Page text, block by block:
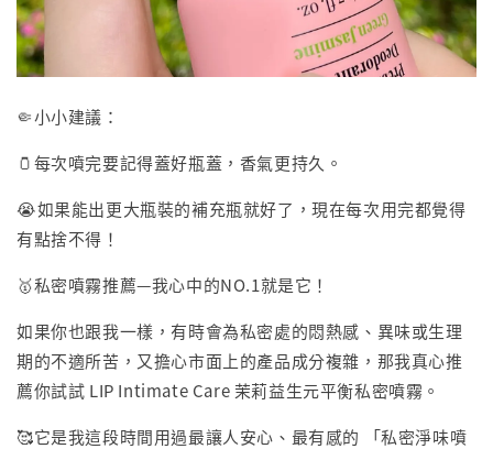
🤏小小建議：
🫙每次噴完要記得蓋好瓶蓋，香氣更持久。
😭如果能出更大瓶裝的補充瓶就好了，現在每次用完都覺得
有點捨不得！
🥇私密噴霧推薦—我心中的NO.1就是它！
如果你也跟我一樣，有時會為私密處的悶熱感、異味或生理
期的不適所苦，又擔心市面上的產品成分複雜，那我真心推
薦你試試 LIP Intimate Care 茉莉益生元平衡私密噴霧。
🥰它是我這段時間用過最讓人安心、最有感的 「私密淨味噴